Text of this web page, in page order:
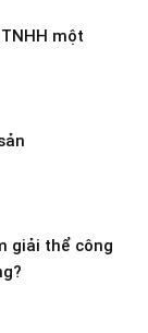
một
giải thể công